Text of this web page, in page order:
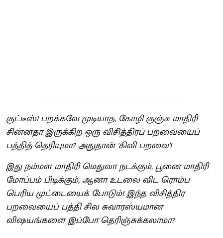
குட்டீஸ்! பறக்கவே முடியாத, கோழி குஞ்சு மாதிரி
சின்னதா இருக்கிற ஒரு விசித்திரப் பறவையைப்
பத்தித் தெரியுமா? அதுதான் 'கிவி பறவை'!
இது நம்மள மாதிரி மெதுவா நடக்கும், பூனை மாதிரி
மோப்பம் பிடிக்கும், ஆனா உடலை விட ரொம்ப
பெரிய முட்டையைக் போடும்! இந்த விசித்திர
பறவையைப் பத்தி சில சுவாரஸ்யமான
விஷயங்களை இப்போ தெரிஞ்சுக்கலாமா?